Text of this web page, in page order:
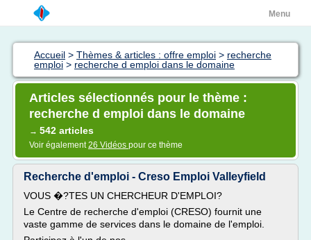
Menu
Accueil > Thèmes & articles : offre emploi > recherche
emploi > recherche d emploi dans le domaine
Articles sélectionnés pour le thème :
recherche d emploi dans le domaine
→ 542 articles
Voir également26 Vidéos pour ce thème
Recherche d'emploi - Creso Emploi Valleyfield
VOUS �?TES UN CHERCHEUR D'EMPLOI?
Le Centre de recherche d'emploi (CRESO) fournit une
vaste gamme de services dans le domaine de l'emploi.